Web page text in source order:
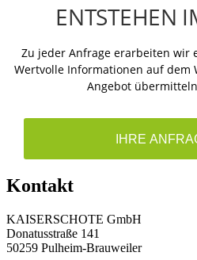
ENTSTEHEN
Zu jeder Anfrage erarbeiten wir
Wertvolle Informationen auf dem
Angebot
IHRE
Kontakt
KAISERSCHOTE GmbH
Donatusstraße 141
50259 Pulheim-Brauweiler